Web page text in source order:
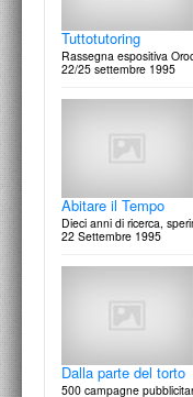
Rilettura fotografica
9 Novembre 1996
Paesaggi e ritratti
4 Novembre 1996
Tuttotutoring
Rassegna espositiva
22/25 settembre 1995
Abitare il Tempo
Dieci anni di ricerca,
22 Settembre 1995
Dalla parte del torto
500 campagne